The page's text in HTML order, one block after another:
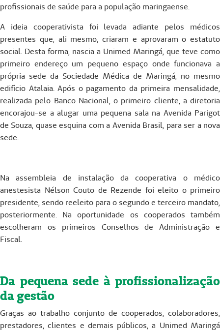
profissionais de saúde para a população maringaense.
A ideia cooperativista foi levada adiante pelos médicos
presentes que, ali mesmo, criaram e aprovaram o estatuto
social. Desta forma, nascia a Unimed Maringá, que teve como
primeiro endereço um pequeno espaço onde funcionava a
própria sede da Sociedade Médica de Maringá, no mesmo
edifício Atalaia. Após o pagamento da primeira mensalidade,
realizada pelo Banco Nacional, o primeiro cliente, a diretoria
encorajou-se a alugar uma pequena sala na Avenida Parigot
de Souza, quase esquina com a Avenida Brasil, para ser a nova
sede.
Na assembleia de instalação da cooperativa o médico
anestesista Nélson Couto de Rezende foi eleito o primeiro
presidente, sendo reeleito para o segundo e terceiro mandato,
posteriormente. Na oportunidade os cooperados também
escolheram os primeiros Conselhos de Administração e
Fiscal.
Da pequena sede à profissionalização
da gestão
Graças ao trabalho conjunto de cooperados, colaboradores,
prestadores, clientes e demais públicos, a Unimed Maringá